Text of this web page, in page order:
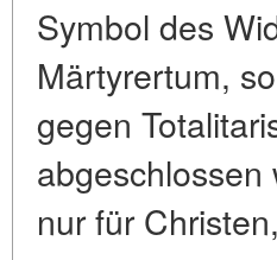
Symbol des
Märtyrertum,
gegen
nur für